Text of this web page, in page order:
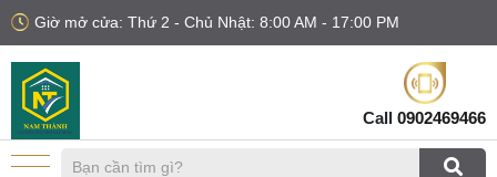
Giờ mở cửa: Thứ 2 - Chủ Nhật: 8:00 AM - 17:00 PM
Call 0902469466